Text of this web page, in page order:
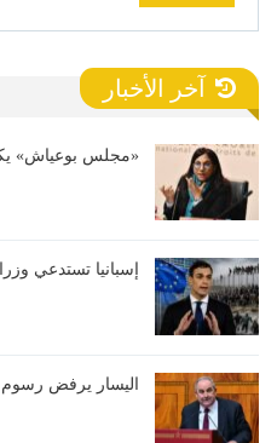
آخر الأخبار
«مجلس بوعياش»
إسبانيا تستدعي
اليسار يرفض رسوم